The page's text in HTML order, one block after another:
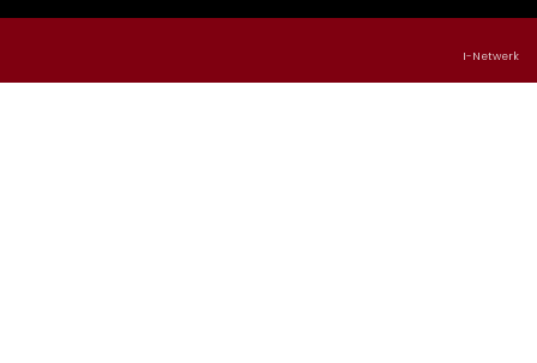
I-Netwerk